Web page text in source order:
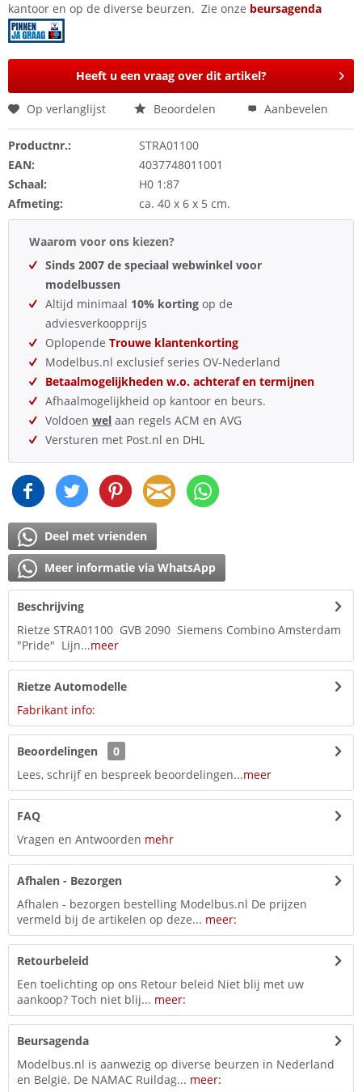
kantoor en op de diverse beurzen. Zie onze beursagenda
Heeft u een vraag over dit artikel?
Op verlanglijst Beoordelen Aanbevelen
Productnr.:
STRA01100
EAN:
4037748011001
Schaal:
H0 1:87
Afmeting:
ca. 40 x 6 x 5 cm.
Waarom voor ons kiezen?
Sinds 2007 de speciaal webwinkel voor
modelbussen
Altijd minimaal 10% korting op de
adviesverkoopprijs
Oplopende Trouwe klantenkorting
Modelbus.nl exclusief series OV-Nederland
Betaalmogelijkheden w.o. achteraf en termijnen
Afhaalmogelijkheid op kantoor en beurs.
Voldoen wel aan regels ACM en AVG
Versturen met Post.nl en DHL
Deel met vrienden
Meer informatie via WhatsApp
Beschrijving
Rietze STRA01100 GVB 2090 Siemens Combino Amsterdam
"Pride" Lijn...meer
Rietze Automodelle
Fabrikant info:
Beoordelingen
0
Lees, schrijf en bespreek beoordelingen...meer
FAQ
Vragen en Antwoorden mehr
Afhalen - Bezorgen
Afhalen - bezorgen bestelling Modelbus.nl De prijzen
vermeld bij de artikelen op deze... meer:
Retourbeleid
Een toelichting op ons Retour beleid Niet blij met uw
aankoop? Toch niet blij... meer:
Beursagenda
Modelbus.nl is aanwezig op diverse beurzen in Nederland
en België. De NAMAC Ruildag... meer: